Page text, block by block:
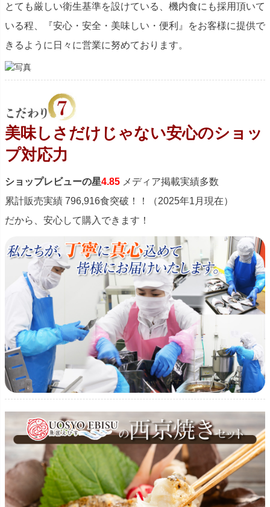
とても厳しい衛生基準を設けている、機内食にも採用頂いて
いる程、『安心・安全・美味しい・便利』をお客様に提供で
きるように日々に営業に努めております。
美味しさだけじゃない安心のショッ
プ対応力
ショップレビューの星4.85 メディア掲載実績多数
累計販売実績 796,916食突破！！（2025年1月現在）
だから、安心して購入できます！